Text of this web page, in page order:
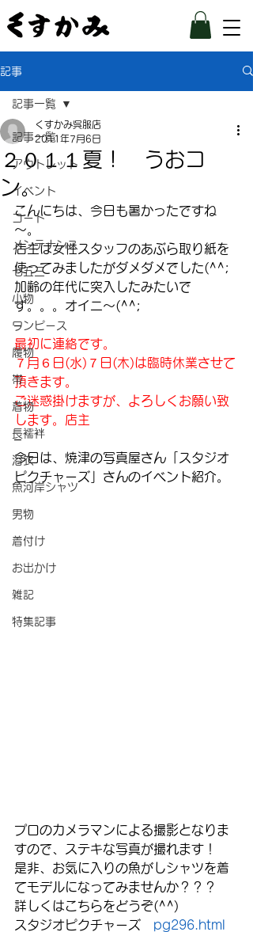
記事
記事一覧
アウトレット
イベント
コート
メンテナンス
七五三
小物
ワンピース
履物
帯
着物
長襦袢
浴衣
魚河岸シャツ
男物
着付け
お出かけ
雑記
特集記事
記事一覧
２０１１夏！ うおコ
ン。
くすかみ呉服店
2011年7月6日
こんにちは、今日も暑かったですね
～。
店主は女性スタッフのあぶら取り紙を
使ってみましたがダメダメでした(^^;
加齢の年代に突入したみたいで
す。。。オイニ～(^^;
–
最初に連絡です。
７月６日(水)７日(木)は臨時休業させて
頂きます。
ご迷惑掛けますが、よろしくお願い致
します。店主
–
今日は、焼津の写真屋さん「スタジオ
ピクチャーズ」さんのイベント紹介。
プロのカメラマンによる撮影となりま
すので、ステキな写真が撮れます！
是非、お気に入りの魚がしシャツを着
てモデルになってみませんか？？？
詳しくはこちらをどうぞ(^^)
スタジオピクチャーズ pg296.html